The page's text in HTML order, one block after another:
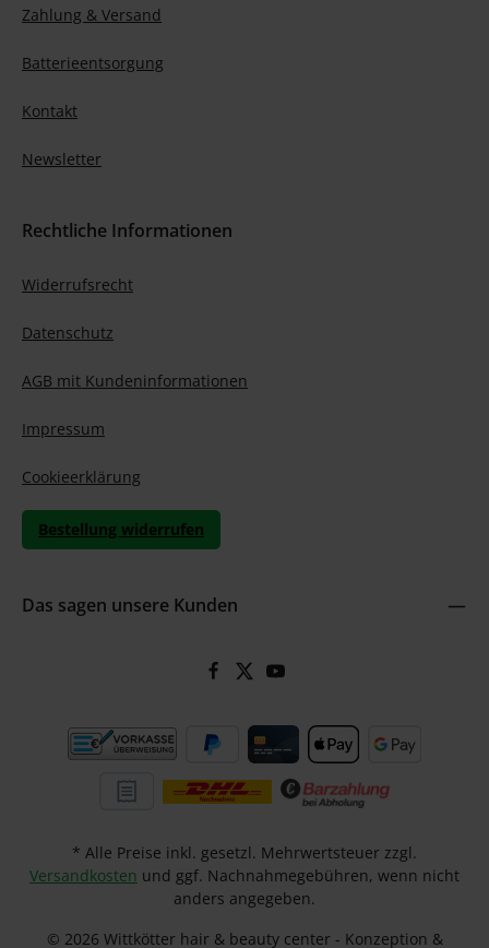
Zahlung & Versand
Batterieentsorgung
Kontakt
Newsletter
Rechtliche Informationen
Widerrufsrecht
Datenschutz
AGB mit Kundeninformationen
Impressum
Cookieerklärung
Bestellung widerrufen
Das sagen unsere Kunden
© 2026 Wittkötter hair & beauty center - Konzeption &
* Alle Preise inkl. gesetzl. Mehrwertsteuer zzgl.
Versandkosten und ggf. Nachnahmegebühren, wenn nicht
anders angegeben.